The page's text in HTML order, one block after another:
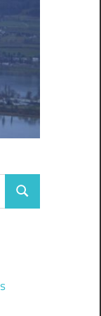
Suchen